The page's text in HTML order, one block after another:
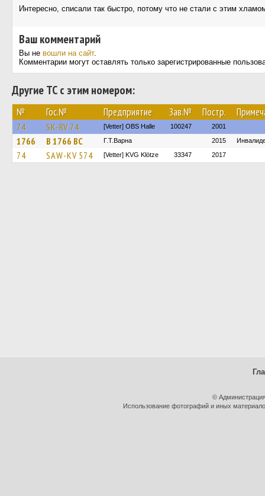
Интересно, списали так быстро, потому что не стали с этим
Ваш комментарий
Вы не вошли на сайт.
Комментарии могут оставлять только зарегистрированные
Другие ТС с этим номером:
№ Гос.№ Предприятие Зав.№ Постр.
74 SK-RV 74 [Vetter] OBS Halle 100247 2001
1766 В 1766 ВС Г.Т.Варна 2015
74 SAW-KV 574 [Vetter] KVG Klötze 33347 2017
©
Использование фотографий и иных